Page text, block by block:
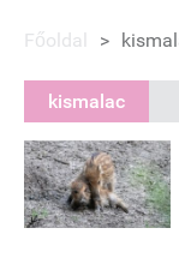
Főoldal >
kismalac